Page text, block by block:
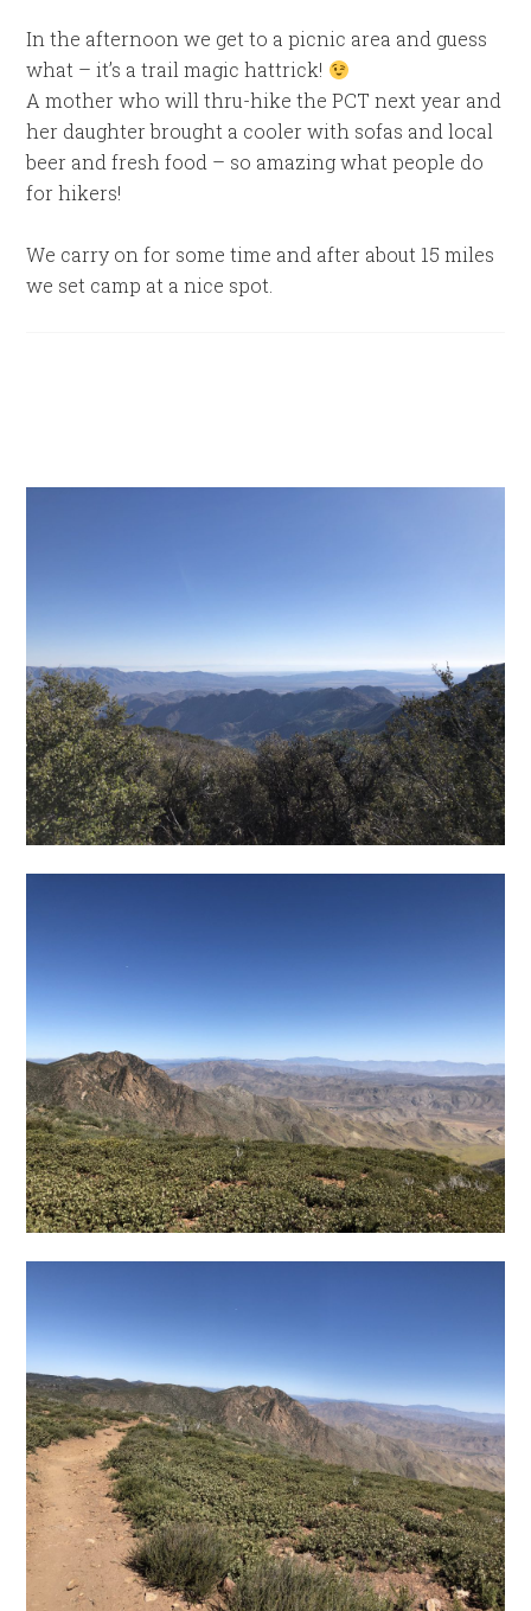
In the afternoon we get to a picnic area and guess
what – it’s a trail magic hattrick!
A mother who will thru-hike the PCT next year and
her daughter brought a cooler with sofas and local
beer and fresh food – so amazing what people do
for hikers!
We carry on for some time and after about 15 miles
we set camp at a nice spot.